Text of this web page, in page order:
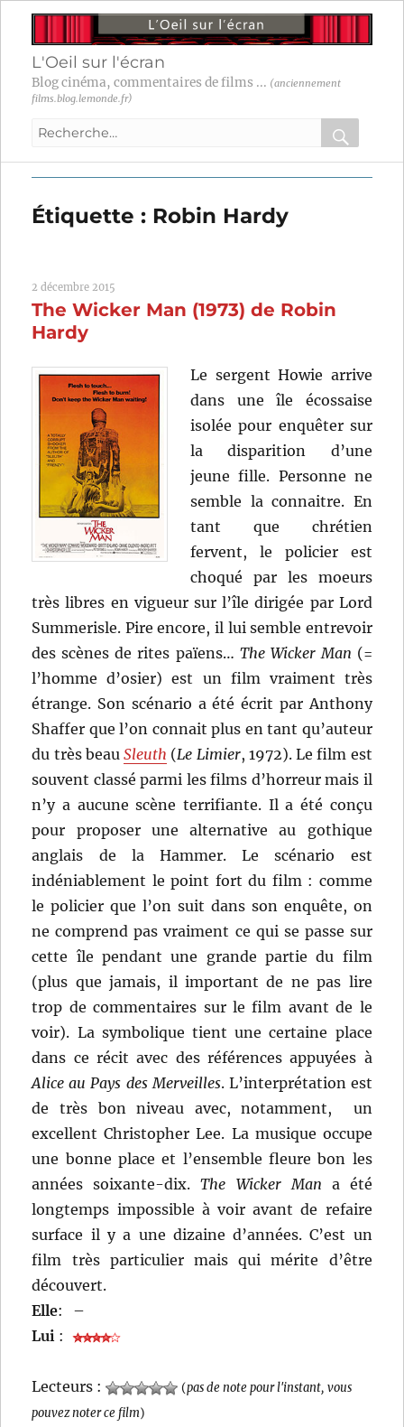
L'Oeil sur l'écran
Blog cinéma, commentaires de films ... (anciennement
films.blog.lemonde.fr)
Recherche
:
OK
Étiquette : Robin Hardy
2 décembre 2015
The Wicker Man (1973) de Robin
Hardy
Le sergent Howie arrive
dans une île écossaise
isolée pour enquêter sur
la disparition d’une
jeune fille. Personne ne
semble la connaitre. En
tant que chrétien
fervent, le policier est
choqué par les moeurs
très libres en vigueur sur l’île dirigée par Lord
Summerisle. Pire encore, il lui semble entrevoir
des scènes de rites païens… The Wicker Man (=
l’homme d’osier) est un film vraiment très
étrange. Son scénario a été écrit par Anthony
Shaffer que l’on connait plus en tant qu’auteur
du très beauSleuth (Le Limier, 1972). Le film est
souvent classé parmi les films d’horreur mais il
n’y a aucune scène terrifiante. Il a été conçu
pour proposer une alternative au gothique
anglais de la Hammer. Le scénario est
indéniablement le point fort du film : comme
le policier que l’on suit dans son enquête, on
ne comprend pas vraiment ce qui se passe sur
cette île pendant une grande partie du film
(plus que jamais, il important de ne pas lire
trop de commentaires sur le film avant de le
voir). La symbolique tient une certaine place
dans ce récit avec des références appuyées à
Alice au Pays des Merveilles. L’interprétation est
de très bon niveau avec, notamment, un
excellent Christopher Lee. La musique occupe
une bonne place et l’ensemble fleure bon les
années soixante-dix.The Wicker Man a été
longtemps impossible à voir avant de refaire
surface il y a une dizaine d’années. C’est un
film très particulier mais qui mérite d’être
découvert.
Elle:
–
Lui :
Lecteurs : (pas de note pour l'instant, vous
pouvez noter ce film)